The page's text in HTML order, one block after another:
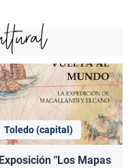
Toledo (capital)
Exposición "Los Mapas